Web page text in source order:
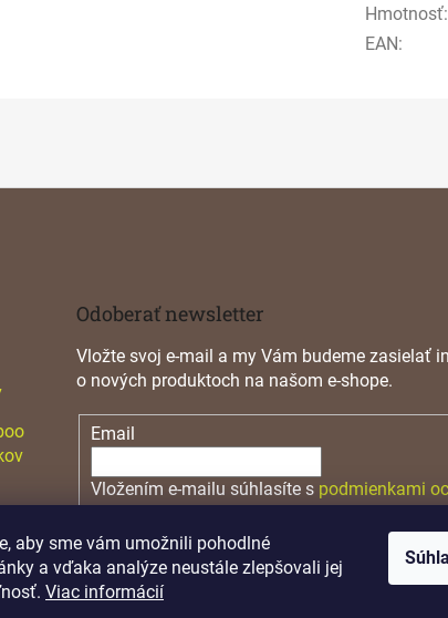
aby sme vám umožnili pohodlné
a vďaka analýze neustále zlepšovali jej
Viac informácií
Hmotnosť:
EAN:
Odoberať newsletter
Vložte svoj e-mail a my Vám budeme zasielať
o nových produktoch na našom e-shope.
Email
Vložením e-mailu súhlasíte s podmienkami
PRIHLÁSIŤ SA